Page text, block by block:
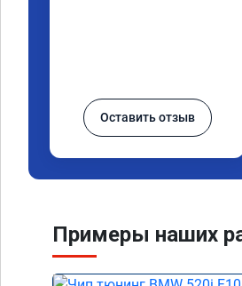
Оставить отзыв
Примеры наших